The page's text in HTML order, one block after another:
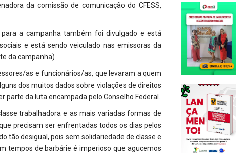
da comissão de comunicação do CFESS,
a campanha também foi divulgado e está
e está sendo veiculado nas emissoras da
da campanha)
as e funcionários/as, que levaram a quem
dos muitos dados sobre violações de direitos
da luta encampada pelo Conselho Federal.
trabalhadora e as mais variadas formas de
precisam ser enfrentadas todos os dias pelos
tão desigual, pois sem solidariedade de classe e
tempos de barbárie é imperioso que agucemos